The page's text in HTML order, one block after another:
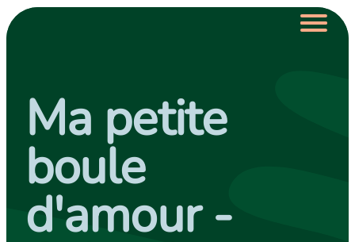
Sauter au menu principal
Sauter au contenu principal
Sauter au pied de page
Spectacles
Calendrier
Engagement et ressources
Ma petite
boule
d'amour -